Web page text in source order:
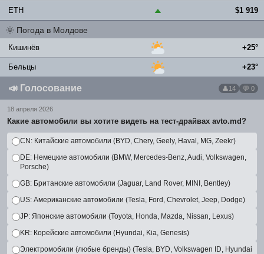
ETH ▲ $1 919
🌞 Погода в Молдове
Кишинёв +25°
Бельцы +23°
📣 Голосование 14 💬 0
18 апреля 2026
Какие автомобили вы хотите видеть на тест-драйвах avto.md?
CN: Китайские автомобили (BYD, Chery, Geely, Haval, MG, Zeekr)
DE: Немецкие автомобили (BMW, Mercedes-Benz, Audi, Volkswagen,
Porsche)
GB: Британские автомобили (Jaguar, Land Rover, MINI, Bentley)
US: Американские автомобили (Tesla, Ford, Chevrolet, Jeep, Dodge)
JP: Японские автомобили (Toyota, Honda, Mazda, Nissan, Lexus)
KR: Корейские автомобили (Hyundai, Kia, Genesis)
Электромобили (любые бренды) (Tesla, BYD, Volkswagen ID, Hyundai